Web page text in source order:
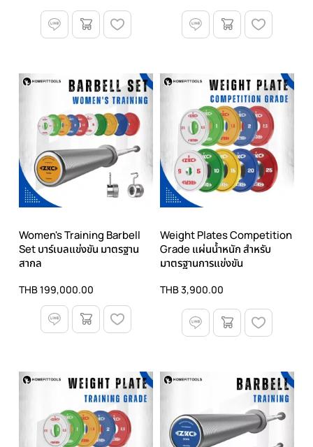
Women's Training Barbell
Set บาร์เบลแข่งขัน มาตรฐาน
สากล
THB 199,000.00
Weight Plates Competition
Grade แผ่นน้ำหนัก สำหรับ
มาตรฐานการแข่งขัน
THB 3,900.00